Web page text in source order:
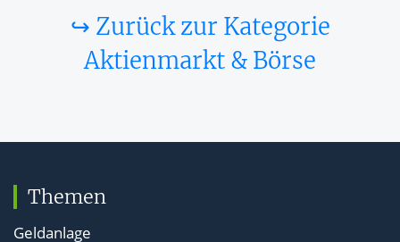
↪ Zurück zur Kategorie
Aktienmarkt & Börse
Themen
Geldanlage